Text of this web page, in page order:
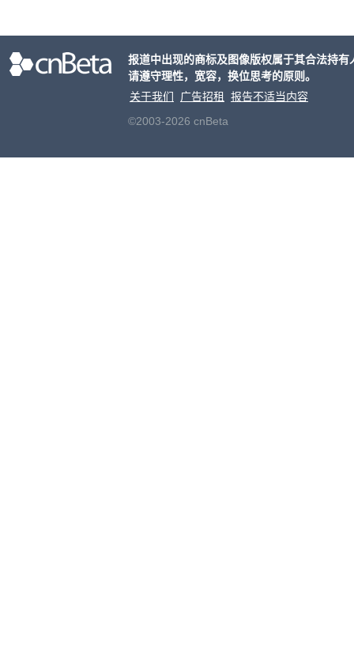
报道中出现的商标及图像版权属于其合法持
请遵守理性，宽容，换位思考的原则。
关于我们
广告招租
报告不适当内容
©2003-2026 cnBeta